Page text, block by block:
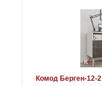
Комод Берген-12-2